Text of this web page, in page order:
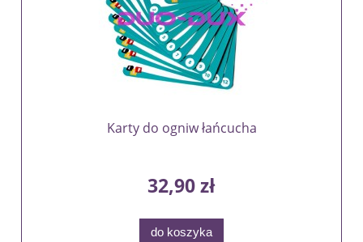
Karty do ogniw łańcucha
32,90 zł
do koszyka